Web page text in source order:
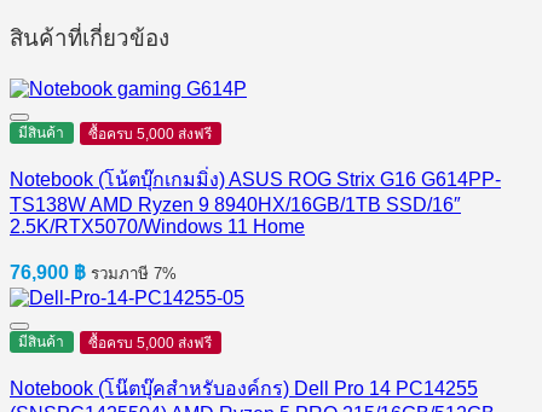
สินค้าที่เกี่ยวข้อง
มีสินค้า ซื้อครบ 5,000 ส่งฟรี
Notebook (โน้ตบุ๊กเกมมิ่ง) ASUS ROG Strix G16 G614PP-
TS138W AMD Ryzen 9 8940HX/16GB/1TB SSD/16″
2.5K/RTX5070/Windows 11 Home
76,900 ฿ รวมภาษี 7%
มีสินค้า ซื้อครบ 5,000 ส่งฟรี
Notebook (โน๊ตบุ๊คสำหรับองค์กร) Dell Pro 14 PC14255